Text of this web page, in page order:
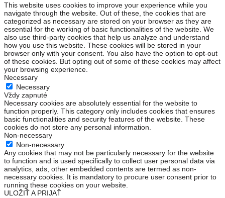
This website uses cookies to improve your experience while you
navigate through the website. Out of these, the cookies that are
categorized as necessary are stored on your browser as they are
essential for the working of basic functionalities of the website. We
also use third-party cookies that help us analyze and understand
how you use this website. These cookies will be stored in your
browser only with your consent. You also have the option to opt-out
of these cookies. But opting out of some of these cookies may affect
your browsing experience.
Necessary
Necessary
Vždy zapnuté
Necessary cookies are absolutely essential for the website to
function properly. This category only includes cookies that ensures
basic functionalities and security features of the website. These
cookies do not store any personal information.
Non-necessary
Non-necessary
Any cookies that may not be particularly necessary for the website
to function and is used specifically to collect user personal data via
analytics, ads, other embedded contents are termed as non-
necessary cookies. It is mandatory to procure user consent prior to
running these cookies on your website.
ULOŽIŤ A PRIJAŤ